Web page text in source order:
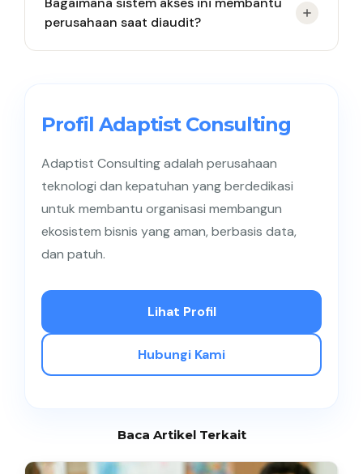
bulan hingga satu tahun, tergantung pada
kerumitan komputer dan jaringan lama perusahaan
Anda. Prosesnya dilakukan secara bertahap agar
perusahaan saat diaudit?
dokumen penting setiap detiknya. Catatan
transparan inilah yang digunakan sebagai bukti sah
mematuhi undang-undang keamanan data.
Profil Adaptist Consulting
Adaptist Consulting adalah perusahaan
teknologi dan kepatuhan yang berdedikasi
untuk membantu organisasi membangun
ekosistem bisnis yang aman, berbasis data,
dan patuh.
Lihat Profil
Hubungi Kami
Baca Artikel Terkait